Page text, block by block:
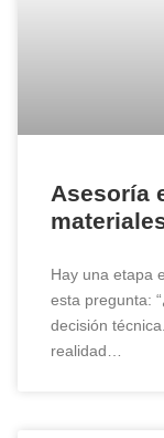
Asesoría
Hay una etapa
esta pregunta:
decisión
realidad…